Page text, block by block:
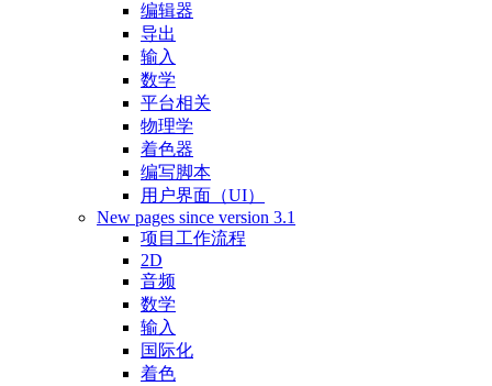
编辑器
导出
输入
数学
平台相关
物理学
着色器
编写脚本
用户界面（UI）
New pages since version 3.1
项目工作流程
2D
音频
数学
输入
国际化
着色